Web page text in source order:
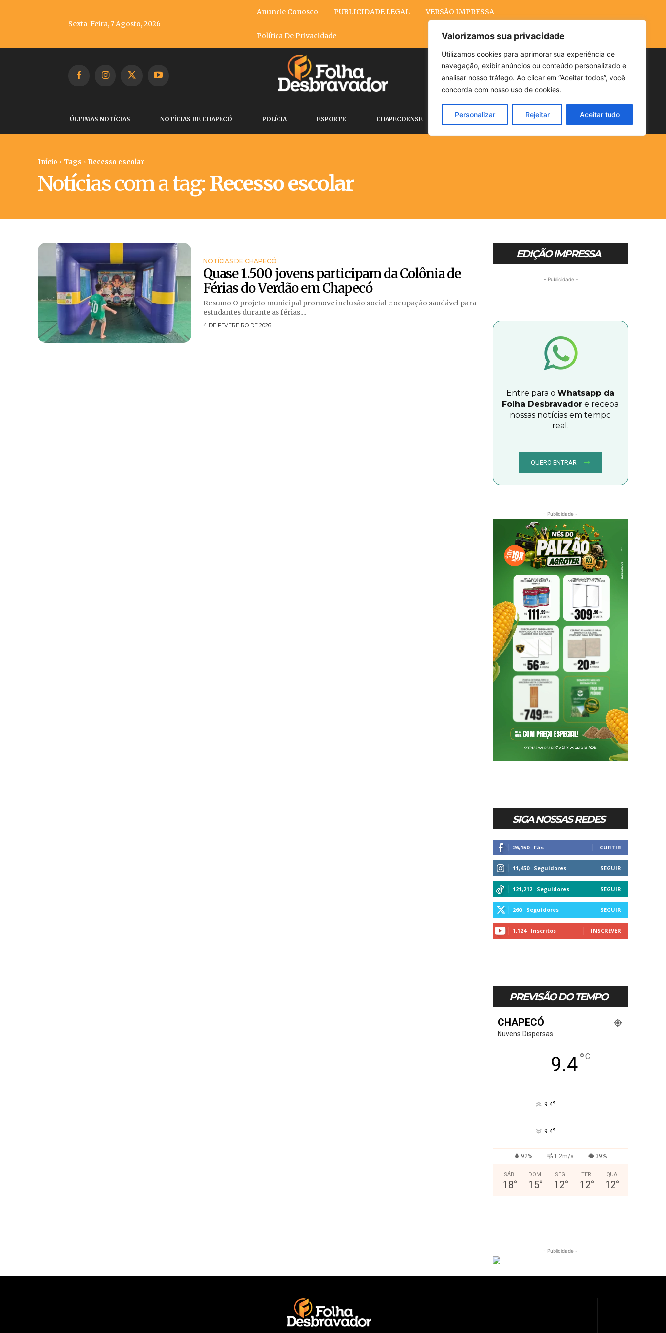
Valorizamos sua privacidade
Utilizamos cookies para aprimorar sua experiência de
navegação, exibir anúncios ou conteúdo personalizado e
analisar nosso tráfego. Ao clicar em “Aceitar todos”, você
concorda com nosso uso de cookies.
Personalizar Rejeitar Aceitar tudo
Sexta-Feira, 7 Agosto, 2026
Anuncie Conosco PUBLICIDADE LEGAL VERSÃO IMPRESSA
Política De Privacidade
Buscar
ÚLTIMAS NOTÍCIAS NOTÍCIAS DE CHAPECÓ POLÍCIA ESPORTE CHAPECOENSE POLÍTICA CLIMA ECONOMIA
Início Tags Recesso escolar
Notícias com a tag:Recesso escolar
NOTÍCIAS DE CHAPECÓ
Quase 1.500 jovens participam da Colônia de
Férias do Verdão em Chapecó
Resumo O projeto municipal promove inclusão social e ocupação saudável para
estudantes durante as férias....
4 DE FEVEREIRO DE 2026
EDIÇÃO IMPRESSA
- Publicidade -
Entre para o Whatsapp da
Folha Desbravador e receba
nossas notícias em tempo
real.
QUERO ENTRAR
- Publicidade -
SIGA NOSSAS REDES
26,150 Fãs CURTIR
11,450 Seguidores SEGUIR
121,212 Seguidores SEGUIR
260 Seguidores SEGUIR
1,124 Inscritos INSCREVER
PREVISÃO DO TEMPO
CHAPECÓ
Nuvens Dispersas
9.4°C
9.4°
9.4°
92% 1.2m/s 39%
SÁB
18°
DOM
15°
SEG
12°
TER
12°
QUA
12°
- Publicidade -